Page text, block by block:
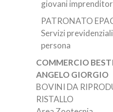
giovani
PATRONATO
Servizi
persona
COMMERCIO
ANGELO GIORGIO
BOVINI DA
RISTALLO